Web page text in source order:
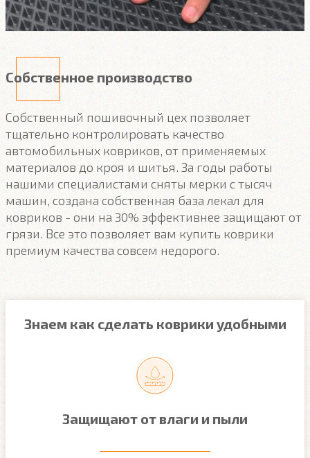
Собственное производство
Собственный пошивочный цех позволяет
тщательно контролировать качество
автомобильных ковриков, от применяемых
материалов до кроя и шитья. За годы работы
нашими специалистами сняты мерки с тысяч
машин, создана собственная база лекал для
ковриков - они на 30% эффективнее защищают от
грязи. Все это позволяет вам купить коврики
премиум качества совсем недорого.
Знаем как сделать коврики удобными
Защищают от влаги и пыли